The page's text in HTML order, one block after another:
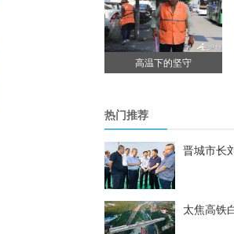
高温下的坚守
热门推荐
晋城市长
太焦高铁